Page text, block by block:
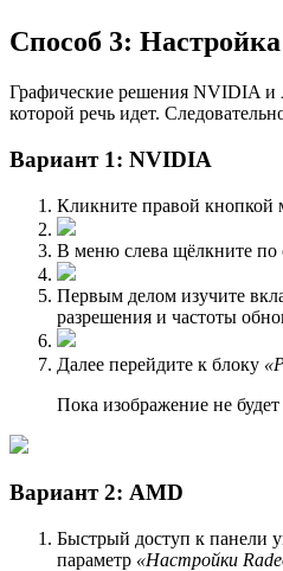
Способ 3:
Графические решения NVIDIA и
которой речь идет.
Вариант 1: NVIDIA
Кликните правой
В меню слева щёлкните по
Первым делом изучите
разрешения и частоты
Далее перейдите к блоку
Пока изображение не
Вариант 2: AMD
Быстрый доступ к панели
параметр «Настройки